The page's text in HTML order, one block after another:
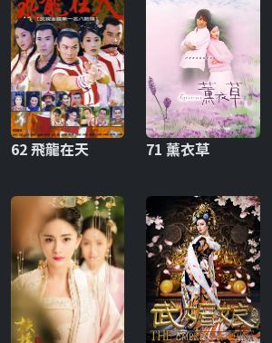
62 飛龍在天 71 薰衣草